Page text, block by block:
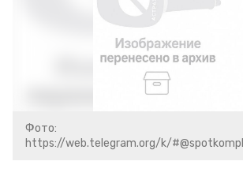
Фото:
https://web.telegram.org/k/